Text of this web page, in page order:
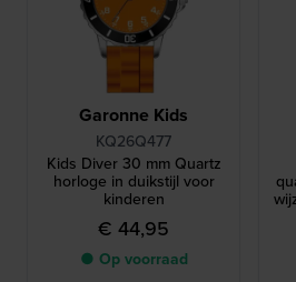
Garonne Kids
KQ26Q477
Kids Diver 30 mm Quartz
horloge in duikstijl voor
kinderen
€ 44,95
● Op voorraad